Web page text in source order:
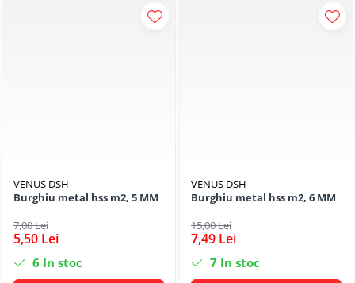
VENUS DSH
Burghiu metal hss m2, 5 MM
7,00 Lei
5,50 Lei
6 In stoc
VENUS DSH
Burghiu metal hss m2, 6 MM
15,00 Lei
7,49 Lei
7 In stoc